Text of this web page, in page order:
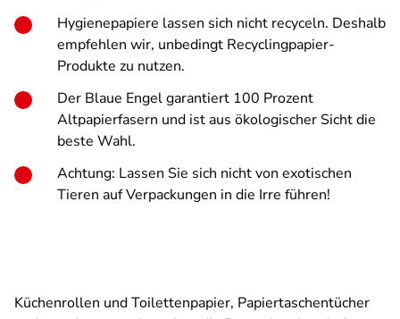
Hygienepapiere lassen sich nicht recyceln. Deshalb
empfehlen wir, unbedingt Recyclingpapier-
Produkte zu nutzen.
Der Blaue Engel garantiert 100 Prozent
Altpapierfasern und ist aus ökologischer Sicht die
beste Wahl.
Achtung: Lassen Sie sich nicht von exotischen
Tieren auf Verpackungen in die Irre führen!
Küchenrollen und Toilettenpapier, Papiertaschentücher